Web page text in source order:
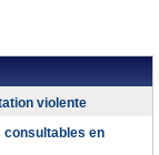
violente
consultables en